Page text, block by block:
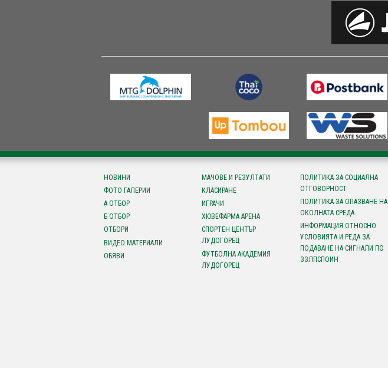
НОВИНИ
ФОТО ГАЛЕРИИ
А ОТБОР
Б ОТБОР
ОТБОРИ
ВИДЕО МАТЕРИАЛИ
ОБЯВИ
МАЧОВЕ И РЕЗУЛТАТИ
КЛАСИРАНЕ
ИГРАЧИ
ХЮВЕФАРМА АРЕНА
СПОРТЕН ЦЕНТЪР
ЛУДОГОРЕЦ
ФУТБОЛНА АКАДЕМИЯ
ЛУДОГОРЕЦ
ПОЛИТИКА ЗА СОЦИАЛНА
ОТГОВОРНОСТ
ПОЛИТИКА ЗА ОПАЗВАНЕ НА
ОКОЛНАТА СРЕДА
ИНФОРМАЦИЯ ОТНОСНО
УСЛОВИЯТА И РЕДА ЗА
ПОДАВАНЕ НА СИГНАЛИ ПО
ЗЗЛПСПОИН